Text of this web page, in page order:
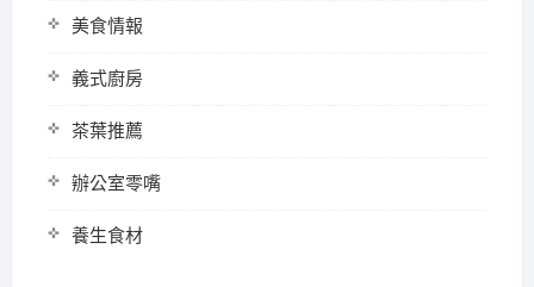
美食情報
義式廚房
茶葉推薦
辦公室零嘴
養生食材